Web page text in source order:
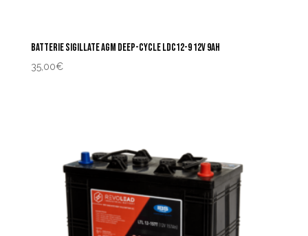
BATTERIE SIGILLATE AGM DEEP-CYCLE LDC12-9 12V 9AH
35,00€